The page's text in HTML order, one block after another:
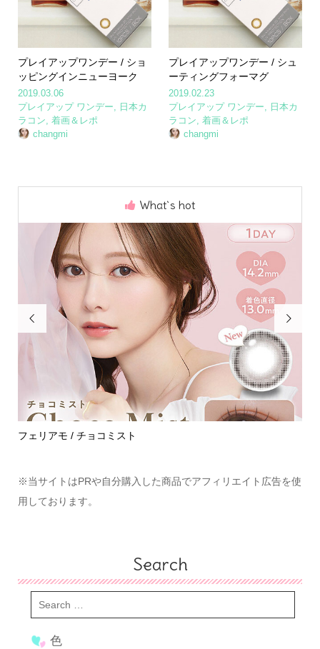
プレイアップワンデー / ショ
ッピングインニューヨーク
2019.03.06
プレイアップ ワンデー, 日本カ
ラコン, 着画＆レポ
changmi
プレイアップワンデー / シュ
ーティングフォーマグ
2019.02.23
プレイアップ ワンデー, 日本カ
ラコン,着画＆レポ
changmi
What`s hot

フェリアモ / チョコミスト

※当サイトはPRや自分購入した商品でアフィリエイト広告を使
用しております。
Search
色